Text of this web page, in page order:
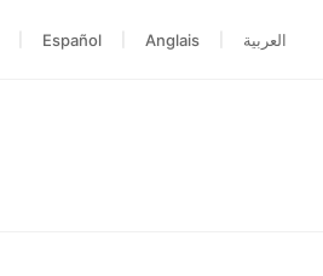
Español Anglais العربية